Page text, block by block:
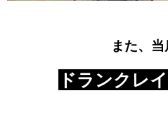
また、
ドランクレ